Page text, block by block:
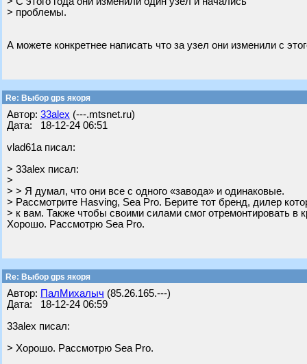
> проблемы.
А можете конкретнее написать что за узел они изменили с
Re: Выбор gps якоря
Автор: 33alex (---.mtsnet.ru)
Дата: 18-12-24 06:51
vlad61a писал:
> 33alex писал:
>
> > Я думал, что они все с одного «завода» и одинаковые.
> Рассмотрите Hasving, Sea Pro. Берите тот бренд, дилер
> к вам. Также чтобы своими силами смог отремонтировать в
Хорошо. Рассмотрю Sea Pro.
Re: Выбор gps якоря
Автор: ПалМихалыч (85.26.165.---)
Дата: 18-12-24 06:59
33alex писал:
> Хорошо. Рассмотрю Sea Pro.